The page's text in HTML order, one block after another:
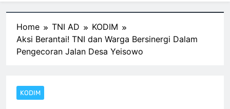
Home TNI AD
KODIM
Aksi Berantai! TNI dan Warga Bersinergi Dalam
Pengecoran Jalan Desa Yeisowo
KODIM